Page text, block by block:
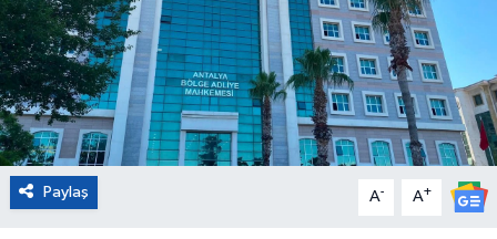
Paylaş A- A+
Turizm
Çevre
Kültür ve Sanat
Sivil Toplum